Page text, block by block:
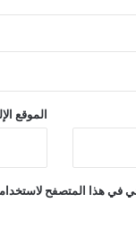
الموقع
في هذا المتصفح